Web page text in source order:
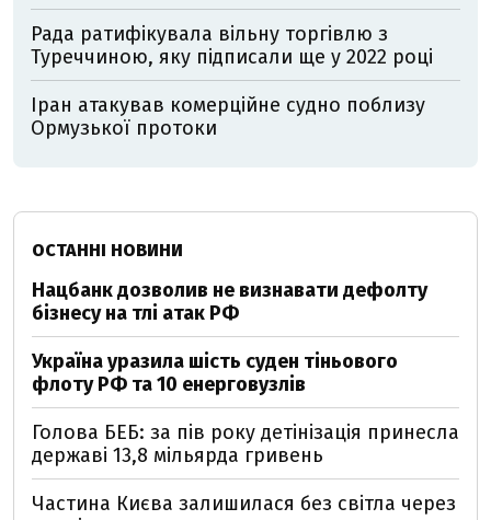
Рада ратифікувала вільну торгівлю з
Туреччиною, яку підписали ще у 2022 році
Іран атакував комерційне судно поблизу
Ормузької протоки
ОСТАННІ НОВИНИ
Нацбанк дозволив не визнавати дефолту
бізнесу на тлі атак РФ
Україна уразила шість суден тіньового
флоту РФ та 10 енерговузлів
Голова БЕБ: за пів року детінізація принесла
державі 13,8 мільярда гривень
Частина Києва залишилася без світла через